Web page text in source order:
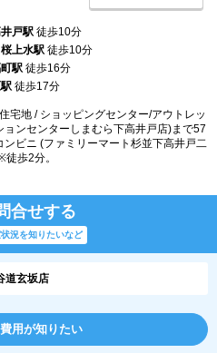
戸駅 徒歩10分
桜上水駅 徒歩10分
駅 徒歩16分
徒歩17分
宅地 / ショッピングセンター/アウトレッ
ョンセンターしまむら下高井戸店)まで57
ビニ (ファミリーマート杉並下高井戸二
歩2分。
合せする
況を知りたいなど
道玄坂店
用が知りたい